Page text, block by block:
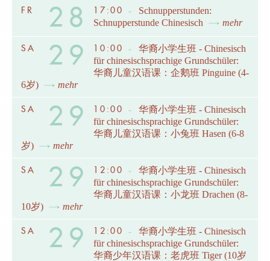
FR 28 17:00 -
Schnupperstunden:
Schnupperstunde Chinesisch
mehr
SA 29 10:00 -
华裔小学生班 - Chinesisch
für chinesischsprachige Grundschüler:
华裔儿童汉语课：企鹅班 Pinguine (4-
6岁)
mehr
SA 29 10:00 -
华裔小学生班 - Chinesisch
für chinesischsprachige Grundschüler:
华裔儿童汉语课：小兔班 Hasen (6-8
岁)
mehr
SA 29 12:00 -
华裔小学生班 - Chinesisch
für chinesischsprachige Grundschüler:
华裔儿童汉语课：小龙班 Drachen (8-
10岁)
mehr
SA 29 12:00 -
华裔小学生班 - Chinesisch
für chinesischsprachige Grundschüler:
华裔少年汉语课：老虎班 Tiger (10岁